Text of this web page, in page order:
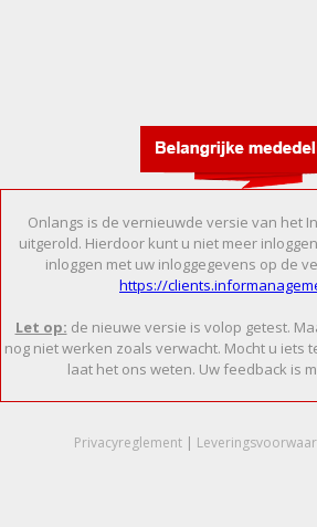
Onlangs is de vernieuwde versie van het
uitgerold. Hierdoor kunt u niet meer
inloggen met uw inloggegevens op de
https://
Let op: de nieuwe versie is volop getest.
nog niet werken zoals verwacht. Mocht u iets
laat het ons weten. Uw feedback is
Privacyreglement|